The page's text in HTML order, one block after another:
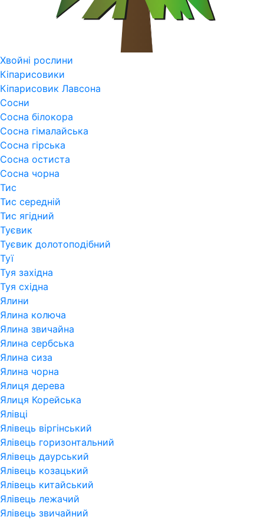
Хвойні рослини
Кіпарисовики
Кіпарисовик Лавсона
Сосни
Сосна білокора
Сосна гімалайська
Сосна гірська
Сосна остиста
Сосна чорна
Тис
Тис середній
Тис ягідний
Туєвик
Туєвик долотоподібний
Туї
Туя західна
Туя східна
Ялини
Ялина колюча
Ялина звичайна
Ялина сербська
Ялина сиза
Ялина чорна
Ялиця дерева
Ялиця Корейська
Ялівці
Ялівець віргінський
Ялівець горизонтальний
Ялівець даурський
Ялівець козацький
Ялівець китайський
Ялівець лежачий
Ялівець звичайний